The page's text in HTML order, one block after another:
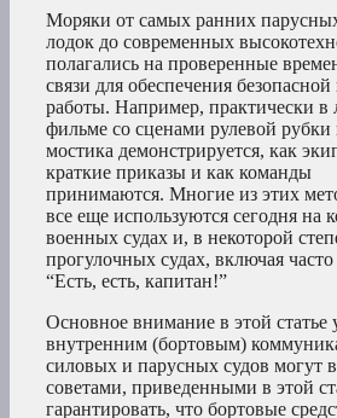
Моряки от самых ранних
лодок до современных
полагались на проверенные
связи для обеспечения
работы. Например, практически
фильме со сценами рулевой рубки
мостика демонстрируется, как
краткие приказы и как команды
принимаются. Многие из этих
все еще используются сегодня на
военных судах и, в некоторой
прогулочных судах, включая
“Есть, есть, капитан!”
Основное внимание в этой статье
внутренним (бортовым)
силовых и парусных судов могут
советами, приведенными в этой
гарантировать, что бортовые